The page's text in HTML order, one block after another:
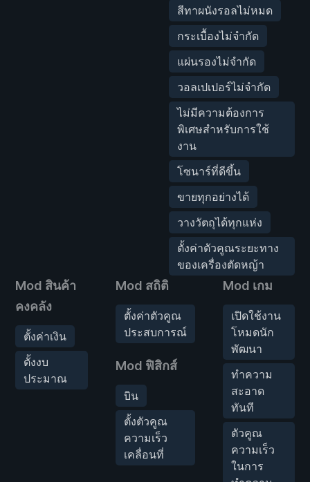
สีทาผนังรอลไม่หมด
กระเบื้องไม่จำกัด
แผ่นรองไม่จำกัด
วอลเปเปอร์ไม่จำกัด
ไม่มีความต้องการ
พิเศษสำหรับการใช้
งาน
โซนาร์ที่ดีขึ้น
ขายทุกอย่างได้
วางวัตถุได้ทุกแห่ง
ตั้งค่าตัวคูณระยะทาง
ของเครื่องตัดหญ้า
Mod สินค้า
คงคลัง
ตั้งค่าเงิน
ตั้งงบ
ประมาณ
Mod สถิติ
ตั้งค่าตัวคูณ
ประสบการณ์
Mod ฟิสิกส์
บิน
ตั้งตัวคูณ
ความเร็ว
เคลื่อนที่
Mod เกม
เปิดใช้งาน
โหมดนัก
พัฒนา
ทำความ
สะอาด
ทันที
ตัวคูณ
ความเร็ว
ในการ